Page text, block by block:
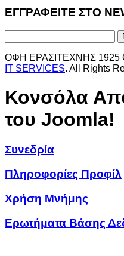
ΕΓΓΡΑΦΕΙΤΕ ΣΤΟ
ΟΦΗ ΕΡΑΣΙΤΕΧΝΗΣ 1925
IT SERVICES. All Rights
Κονσόλα
του Joomla!
Συνεδρία
Πληροφορίες Προφίλ
Χρήση Μνήμης
Ερωτήματα Βάσης